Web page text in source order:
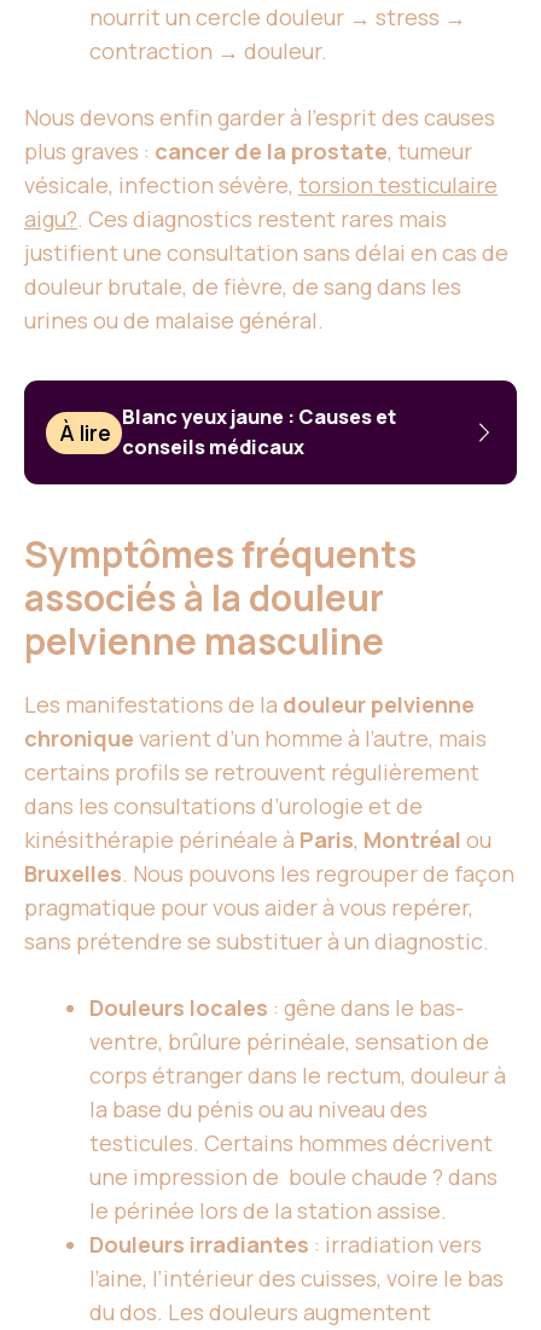
nourrit un cercle douleur → stress →
contraction → douleur.
Nous devons enfin garder à l’esprit des causes
plus graves : cancer de la prostate, tumeur
vésicale, infection sévère, torsion testiculaire
aigu?. Ces diagnostics restent rares mais
justifient une consultation sans délai en cas de
douleur brutale, de fièvre, de sang dans les
urines ou de malaise général.
À lire
Blanc yeux jaune : Causes et
conseils médicaux
Symptômes fréquents
associés à la douleur
pelvienne masculine
Les manifestations de la douleur pelvienne
chronique varient d’un homme à l’autre, mais
certains profils se retrouvent régulièrement
dans les consultations d’urologie et de
kinésithérapie périnéale à Paris, Montréal ou
Bruxelles. Nous pouvons les regrouper de façon
pragmatique pour vous aider à vous repérer,
sans prétendre se substituer à un diagnostic.
Douleurs locales : gêne dans le bas-
ventre, brûlure périnéale, sensation de
corps étranger dans le rectum, douleur à
la base du pénis ou au niveau des
testicules. Certains hommes décrivent
une impression de boule chaude ? dans
le périnée lors de la station assise.
Douleurs irradiantes : irradiation vers
l’aine, l’intérieur des cuisses, voire le bas
du dos. Les douleurs augmentent